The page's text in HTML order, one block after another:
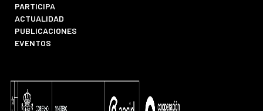
PARTICIPA
ACTUALIDAD
PUBLICACIONES
EVENTOS